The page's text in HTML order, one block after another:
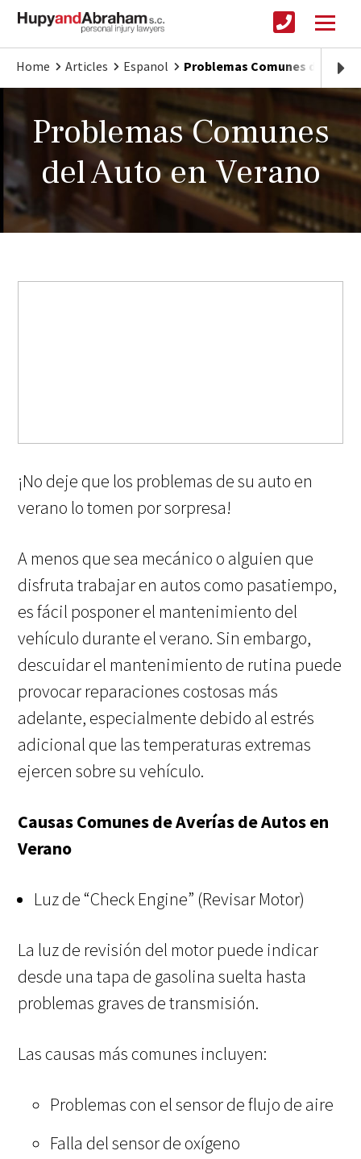
Home Articles Espanol Problemas Comunes del Auto
Problemas Comunes
del Auto en Verano
¡No deje que los problemas de su auto en
verano lo tomen por sorpresa!
A menos que sea mecánico o alguien que
disfruta trabajar en autos como pasatiempo,
es fácil posponer el mantenimiento del
vehículo durante el verano. Sin embargo,
descuidar el mantenimiento de rutina puede
provocar reparaciones costosas más
adelante, especialmente debido al estrés
adicional que las temperaturas extremas
ejercen sobre su vehículo.
Causas Comunes de Averías de Autos en
Verano
Luz de “Check Engine” (Revisar Motor)
La luz de revisión del motor puede indicar
desde una tapa de gasolina suelta hasta
problemas graves de transmisión.
Las causas más comunes incluyen:
Problemas con el sensor de flujo de aire
Falla del sensor de oxígeno